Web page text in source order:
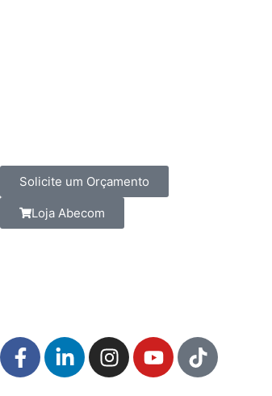
Solicite um Orçamento
Loja Abecom